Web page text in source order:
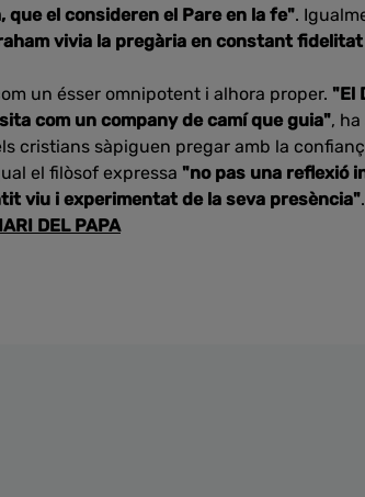
el consideren el Pare en la fe".
vivia la pregària en constant fidelitat
un ésser omnipotent i alhora proper. "El
com un company de camí que guia",
cristians sàpiguen pregar amb la
el filòsof expressa "no pas una reflexió
viu i experimentat de la seva presència".
DEL PAPA